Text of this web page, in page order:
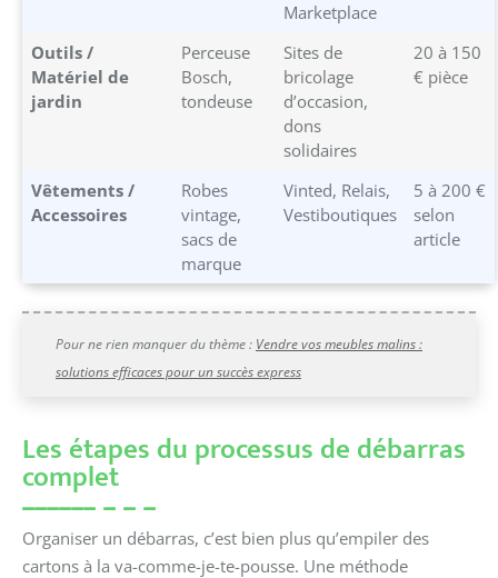
Marketplace
Outils /
Matériel de
jardin
Perceuse
Bosch,
tondeuse
Sites de
bricolage
d’occasion,
dons
solidaires
20 à 150
€ pièce
Vêtements /
Accessoires
Robes
vintage,
sacs de
marque
Vinted, Relais,
Vestiboutiques
5 à 200 €
selon
article
Pour ne rien manquer du thème : Vendre vos meubles malins :
solutions efficaces pour un succès express
Les étapes du processus de débarras
complet
Organiser un débarras, c’est bien plus qu’empiler des
cartons à la va-comme-je-te-pousse. Une méthode